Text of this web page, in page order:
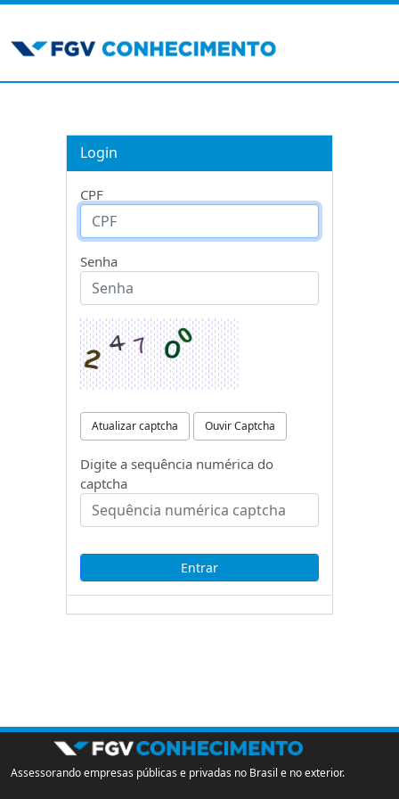
Login
CPF
Senha
Atualizar captcha Ouvir Captcha
Digite a sequência numérica do
captcha
Assessorando empresas públicas e privadas no Brasil e no exterior.